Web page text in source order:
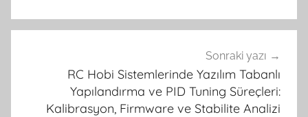
Sonraki yazı
RC Hobi Sistemlerinde Yazılım Tabanlı
Yapılandırma ve PID Tuning Süreçleri:
Kalibrasyon, Firmware ve Stabilite Analizi